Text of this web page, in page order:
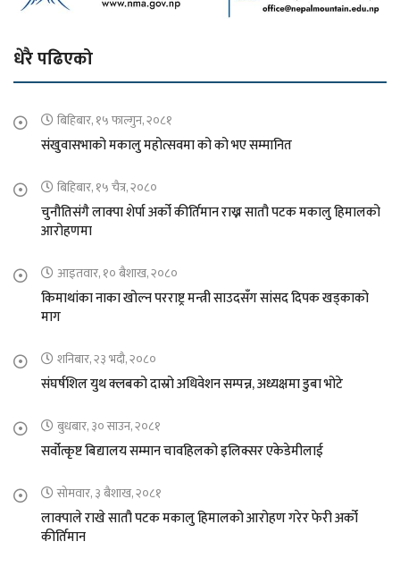
धेरै पढिएको
बिहिबार, १५ फाल्गुन, २०८१
संखुवासभाको मकालु महोत्सवमा को को भए सम्मानित
बिहिबार, १५ चैत्र, २०८०
चुनौतिसंगै लाक्पा शेर्पा अर्को कीर्तिमान राख्न सातौ पटक मकालु हिमालको
आरोहणमा
आइतवार, १० बैशाख, २०८०
किमाथांका नाका खोल्न परराष्ट्र मन्त्री साउदसँग सांसद दिपक खड्काको
माग
शनिबार, २३ भदौ, २०८०
संघर्षशिल युथ क्लबको दास्रो अधिवेशन सम्पन्न, अध्यक्षमा डुबा भोटे
बुधबार, ३० साउन, २०८१
सर्वोत्कृष्ट बिद्यालय सम्मान चावहिलको इलिक्सर एकेडेमीलाई
सोमवार, ३ बैशाख, २०८१
लाक्पाले राखे सातौ पटक मकालु हिमालको आरोहण गरेर फेरी अर्को
कीर्तिमान